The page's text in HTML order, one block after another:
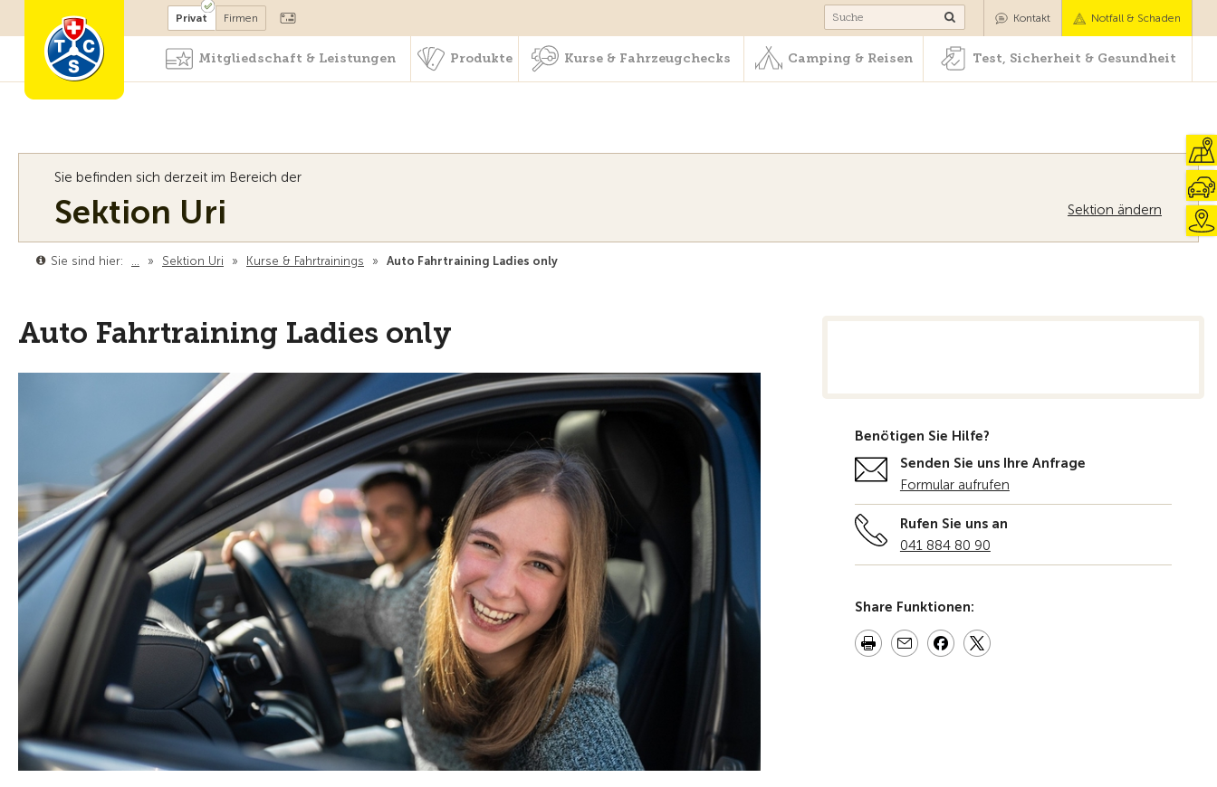
Mitglied werden Camping & Reisen Test, Sicherheit & Gesundheit
Privat Firmen Kontakt Notfall & Schaden
Mitgliedschaft & Leistungen Produkte Kurse & Fahrzeugchecks Camping & Reisen Test, Sicherheit & Gesundheit
Sie befinden sich derzeit im Bereich der
Sektion Uri Sektion ändern
Sie sind hier: … » Sektion Uri » Kurse & Fahrtrainings » Auto Fahrtraining Ladies only
Auto Fahrtraining Ladies only
Benötigen Sie Hilfe?
Senden Sie uns Ihre Anfrage
Formular aufrufen
Rufen Sie uns an
041 884 80 90
Share Funktionen: